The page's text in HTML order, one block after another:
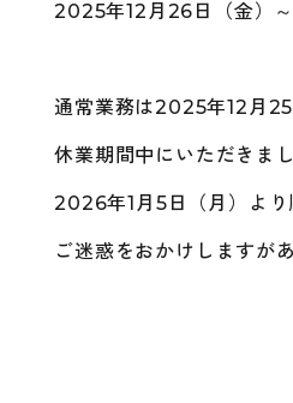
2025年12月26日（金）
通常業務は2025年12月25
休業期間中にいただきま
2026年1月5日（月）より
ご迷惑をおかけしますが